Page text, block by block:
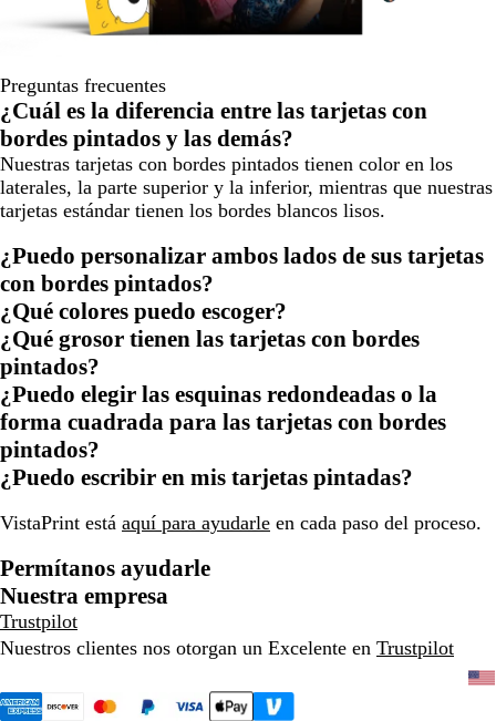
Preguntas frecuentes
¿Cuál es la diferencia entre las tarjetas con
bordes pintados y las demás?
Nuestras tarjetas con bordes pintados tienen color en los
laterales, la parte superior y la inferior, mientras que nuestras
tarjetas estándar tienen los bordes blancos lisos.
¿Puedo personalizar ambos lados de sus tarjetas
con bordes pintados?
¿Qué colores puedo escoger?
¿Qué grosor tienen las tarjetas con bordes
pintados?
¿Puedo elegir las esquinas redondeadas o la
forma cuadrada para las tarjetas con bordes
pintados?
¿Puedo escribir en mis tarjetas pintadas?
VistaPrint está aquí para ayudarle en cada paso del proceso.
Permítanos ayudarle
Nuestra empresa
Trustpilot
Nuestros clientes nos otorgan un Excelente en Trustpilot